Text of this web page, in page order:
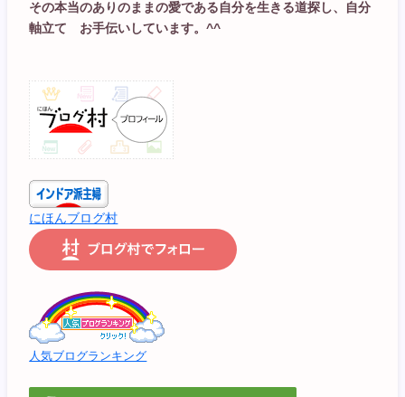
その本当のありのままの愛である自分を生きる道探し、自分
軸立て お手伝いしています。^^
にほんブログ村
人気ブログランキング